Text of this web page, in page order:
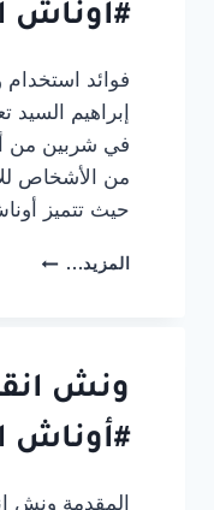
بلطيم:
الأمان
#أوناش
فوائد
إبراهيم السيد
في شربين من
من الأشخاص
حيث تتميز
المزيد... ونش
ابراهيم
السيد
ونش
#أوناش
المقدمة ونش